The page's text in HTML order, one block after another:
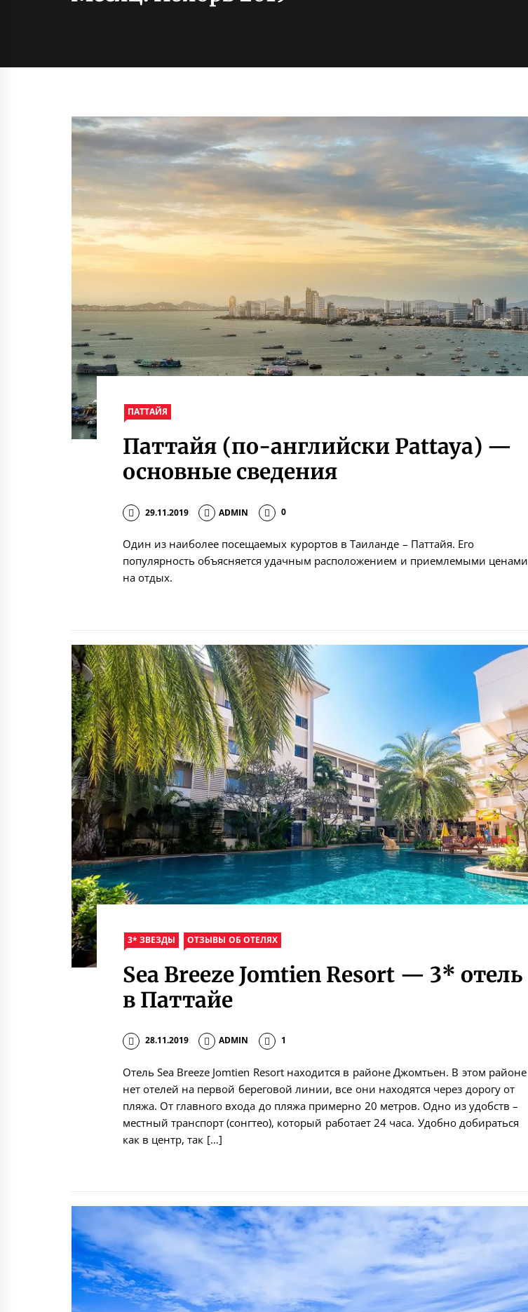
ПАТТАЙЯ
Паттайя (по-английски Pattaya) —
основные сведения
29.11.2019 ADMIN 0
Один из наиболее посещаемых курортов в Таиланде – Паттайя. Его
популярность объясняется удачным расположением и приемлемыми ценами
на отдых.
3* ЗВЕЗДЫ ОТЗЫВЫ ОБ ОТЕЛЯХ
Sea Breeze Jomtien Resort — 3* отель
в Паттайе
28.11.2019 ADMIN 1
Отель Sea Breeze Jomtien Resort находится в районе Джомтьен. В этом районе
нет отелей на первой береговой линии, все они находятся через дорогу от
пляжа. От главного входа до пляжа примерно 20 метров. Одно из удобств –
местный транспорт (сонгтео), который работает 24 часа. Удобно добираться
как в центр, так […]